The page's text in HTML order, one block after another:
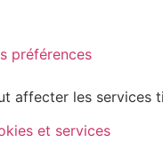
préférences
affecter les
et services